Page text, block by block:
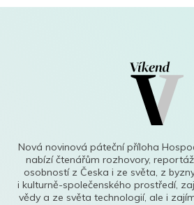
Nová novinová páteční příloha
nabízí čtenářům rozhovory,
osobností z Česka i ze světa, z
i kulturně-společenského prostředí,
vědy a ze světa technologií, ale i